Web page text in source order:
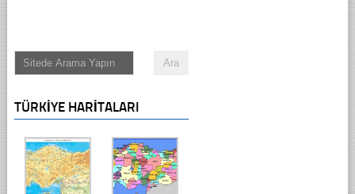
TÜRKIYE HARITALARI